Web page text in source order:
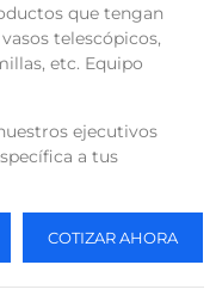
que tengan
telescópicos,
etc. Equipo
ejecutivos
a tus
COTIZAR AHORA